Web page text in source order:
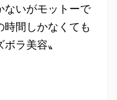
ないがモットーで
時間しかなくても
ラ美容〟